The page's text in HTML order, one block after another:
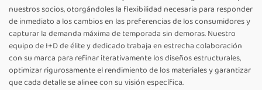
nuestros socios, otorgándoles la flexibilidad necesaria para responder
de inmediato a los cambios en las preferencias de los consumidores y
capturar la demanda máxima de temporada sin demoras. Nuestro
equipo de I+D de élite y dedicado trabaja en estrecha colaboración
con su marca para refinar iterativamente los diseños estructurales,
optimizar rigurosamente el rendimiento de los materiales y garantizar
que cada detalle se alinee con su visión específica.